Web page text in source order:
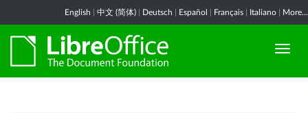
English 中文 (简体) Deutsch Español Français Italiano More...